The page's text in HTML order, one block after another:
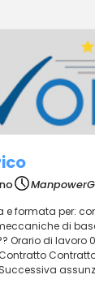
formata per:
di
Orario di lavoro